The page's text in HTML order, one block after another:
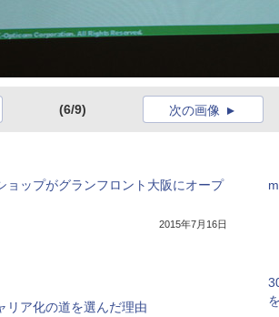
(6/9) 次の画像
ョップがグランフロント大阪にオープ
2015年7月16日
リア化の道を選んだ理由